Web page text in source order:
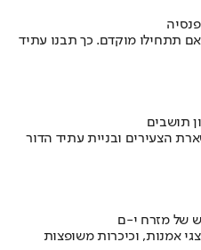
תתחילו מוקדם. כך תבנו עתיד
הצעירים ובניית עתיד הדור
של מזרח י-ם
אמנות, וכיכרות משופצות